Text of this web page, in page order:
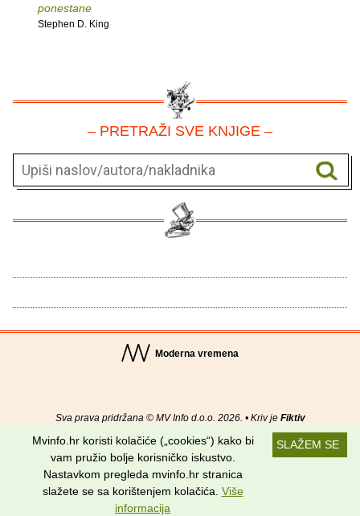
ponestane
Stephen D. King
– PRETRAŽI SVE KNJIGE –
Moderna vremena
Sva prava pridržana © MV Info d.o.o. 2026. • Kriv je Fiktiv
O nama• Pomoć•Uvjeti korištenja•RSS kanali
Potraži nas na:
SLAŽEM SE
Mvinfo.hr koristi kolačiće („cookies“) kako bi
vam pružio bolje korisničko iskustvo.
Nastavkom pregleda mvinfo.hr stranica
slažete se sa korištenjem kolačića. Više
informacija